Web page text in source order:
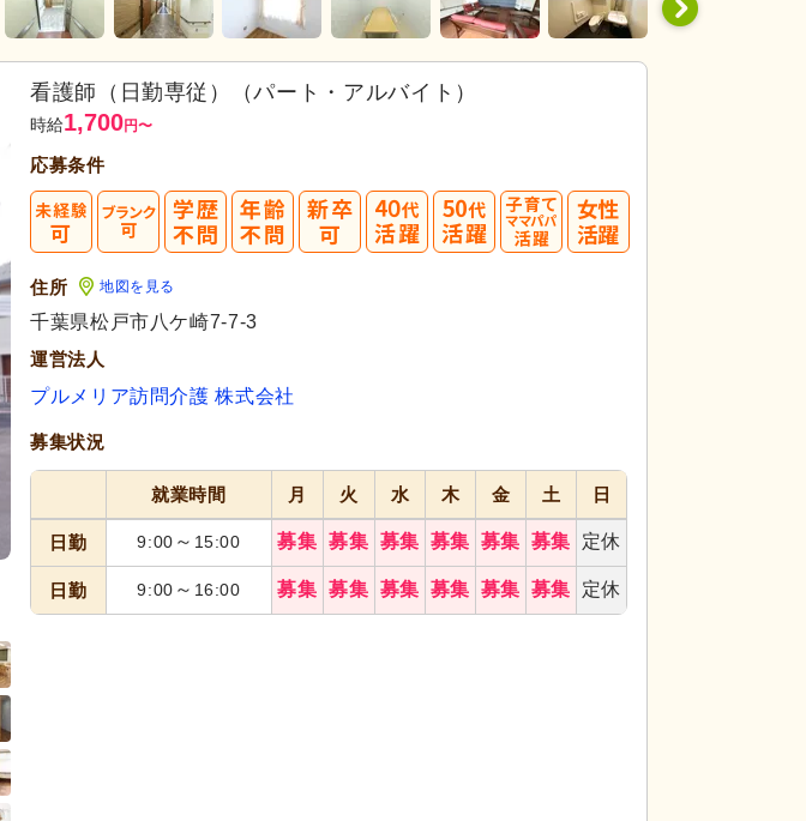
共有スペース
明るく広々とした食堂は、居心地の良い食事時間を提供しています。
スタッフとしても、ゆったりとした空間でのサービスが可能です。
看護師（日勤専従）（パート・アルバイト）
時給1,700円〜
応募条件
住所 地図を見る
千葉県松戸市八ケ崎7-7-3
運営法人
プルメリア訪問介護 株式会社
募集状況
就業時間 月 火 水 木 金 土 日
日勤 9:00 ～ 15:00 募集 募集 募集 募集 募集 募集 定休
日勤 9:00 ～ 16:00 募集 募集 募集 募集 募集 募集 定休